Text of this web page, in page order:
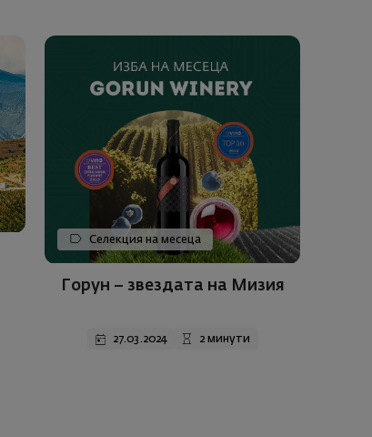
Селекция на месеца
Горун – звездата на Мизия
27.03.2024 2 минути